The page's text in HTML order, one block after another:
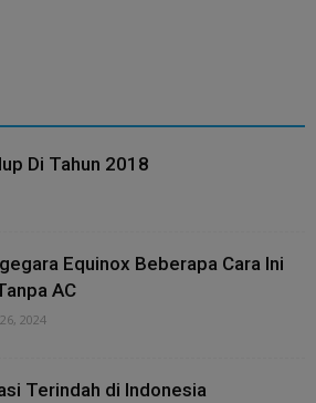
Di Tahun 2018
Equinox Beberapa Cara Ini
AC
2024
Terindah di Indonesia